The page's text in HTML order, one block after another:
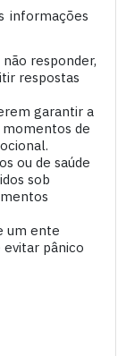
informações
responder,
respostas
garantir a
de
ou de saúde
sob
um ente
evitar pânico